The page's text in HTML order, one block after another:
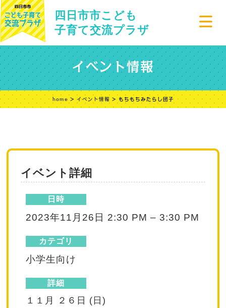
四日市市こども
子育て交流プラザ
イベント情報
home > イベント情報 > もちもちみたらし団子
イベント詳細
日時
2023年11月26日 2:30 PM –3:30 PM
カテゴリ
小学生向け
詳細
１１月 ２６日 (日)